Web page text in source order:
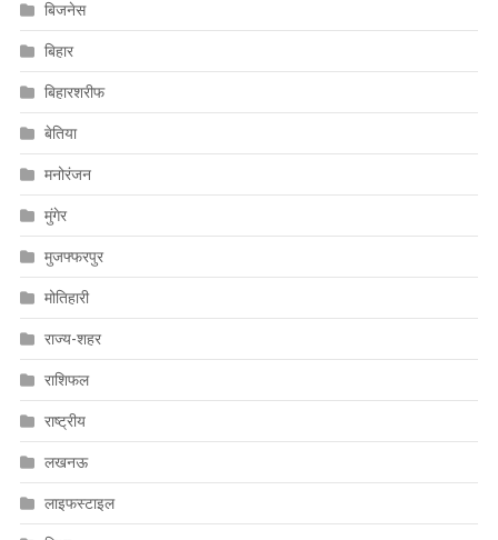
बिजनेस
बिहार
बिहारशरीफ
बेतिया
मनोरंजन
मुंगेर
मुजफ्फरपुर
मोतिहारी
राज्य-शहर
राशिफल
राष्ट्रीय
लखनऊ
लाइफस्टाइल